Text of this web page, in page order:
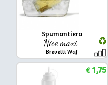
Spumantiera
Nice maxi
Brevetti Waf
€1,75